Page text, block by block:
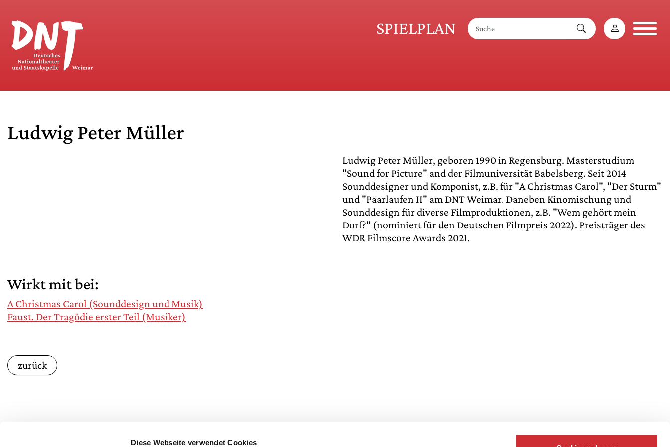
Diese Webseite verwendet Cookies
SPIELPLAN
Ludwig Peter Müller
Ludwig Peter Müller, geboren 1990 in Regensburg. Masterstudium
"Sound for Picture" and der Filmuniversität Babelsberg. Seit 2014
Sounddesigner und Komponist, z.B. für "A Christmas Carol", "Der Sturm"
und "Paarlaufen II" am DNT Weimar. Daneben Kinomischung und
Sounddesign für diverse Filmproduktionen, z.B. "Wem gehört mein
Dorf?" (nominiert für den Deutschen Filmpreis 2022). Preisträger des
WDR Filmscore Awards 2021.
Wirkt mit bei:
A Christmas Carol (Sounddesign und Musik)
Faust. Der Tragödie erster Teil (Musiker)
zurück